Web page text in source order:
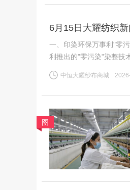
6月15日大耀纺织
一、印染环保万事利"零
利推出的"零污染"染整技
中恒大耀纱布商城
图